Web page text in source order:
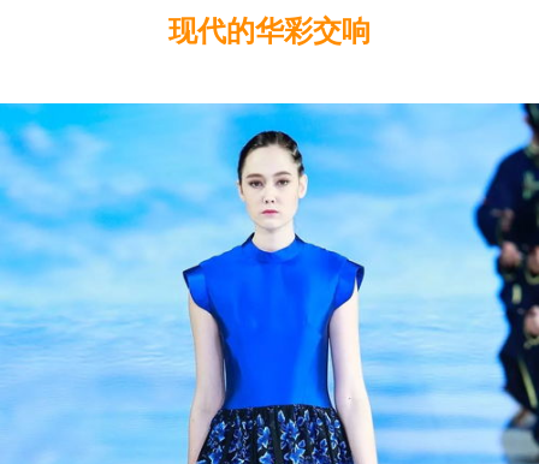
现代的华彩交响